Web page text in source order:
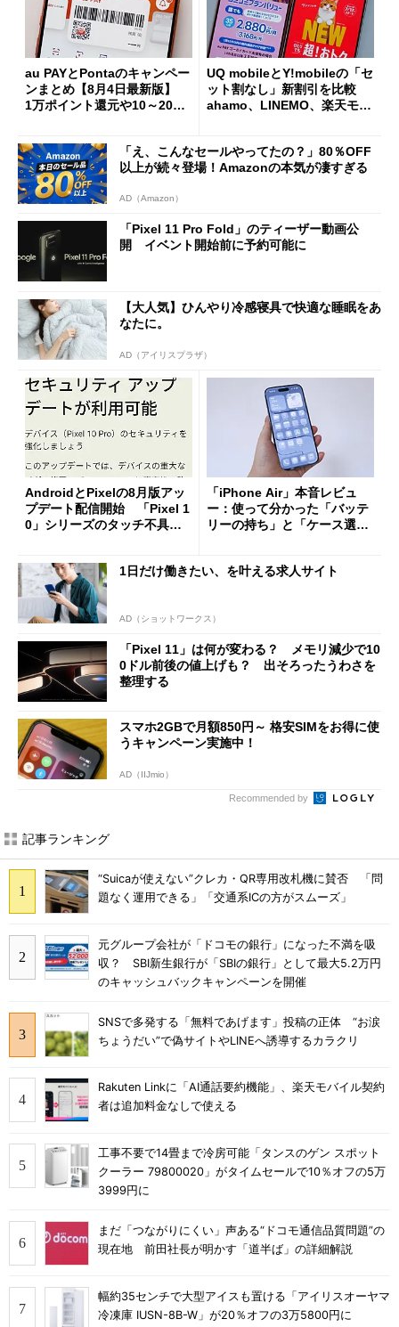
au PAYとPontaのキャンペー
ンまとめ【8月4日最新版】
1万ポイント還元や10～20％
UQ mobileとY!mobileの「セ
ット割なし」新割引を比較
ahamo、LINEMO、楽天モバ
「え、こんなセールやってたの？」80％OFF
以上が続々登場！Amazonの本気が凄すぎる
AD（Amazon）
「Pixel 11 Pro Fold」のティーザー動画公
開 イベント開始前に予約可能に
【大人気】ひんやり冷感寝具で快適な睡眠をあ
なたに。
AD（アイリスプラザ）
AndroidとPixelの8月版アッ
プデート配信開始 「Pixel 1
0」シリーズのタッチ不具合
「iPhone Air」本音レビュ
ー：使って分かった「バッテ
リーの持ち」と「ケース選
1日だけ働きたい、を叶える求人サイト
AD（ショットワークス）
「Pixel 11」は何が変わる？ メモリ減少で10
0ドル前後の値上げも？ 出そろったうわさを
整理する
スマホ2GBで月額850円～ 格安SIMをお得に使
うキャンペーン実施中！
AD（IIJmio）
Recommended by
記事ランキング
“Suicaが使えない”クレカ・QR専用改札機に賛否 「問
題なく運用できる」「交通系ICの方がスムーズ」
元グループ会社が「ドコモの銀行」になった不満を吸
収？ SBI新生銀行が「SBIの銀行」として最大5.2万円
のキャッシュバックキャンペーンを開催
SNSで多発する「無料であげます」投稿の正体 “お涙
ちょうだい”で偽サイトやLINEへ誘導するカラクリ
Rakuten Linkに「AI通話要約機能」、楽天モバイル契約
者は追加料金なしで使える
工事不要で14畳まで冷房可能「タンスのゲン スポット
クーラー 79800020」がタイムセールで10％オフの5万
3999円に
まだ「つながりにくい」声ある“ドコモ通信品質問題”の
現在地 前田社長が明かす「道半ば」の詳細解説
幅約35センチで大型アイスも置ける「アイリスオーヤマ
冷凍庫 IUSN-8B-W」が20％オフの3万5800円に